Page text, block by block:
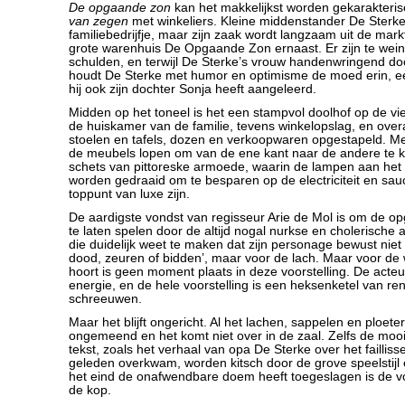
De opgaande zon kan het makkelijkst worden
van zegen met winkeliers. Kleine middenstander De
familiebedrijfje, maar zijn zaak wordt langzaam uit de
grote warenhuis De Opgaande Zon ernaast. Er zijn te
schulden, en terwijl De Sterke’s vrouw handenwringend
houdt De Sterke met humor en optimisme de moed erin,
hij ook zijn dochter Sonja heeft aangeleerd.
Midden op het toneel is het een stampvol doolhof op de
de huiskamer van de familie, tevens winkelopslag, en
stoelen en tafels, dozen en verkoopwaren opgestapeld.
de meubels lopen om van de ene kant naar de andere te
schets van pittoreske armoede, waarin de lampen aan
worden gedraaid om te besparen op de electriciteit en
toppunt van luxe zijn.
De aardigste vondst van regisseur Arie de Mol is om de
te laten spelen door de altijd nogal nurkse en cholerische
die duidelijk weet te maken dat zijn personage bewust niet
dood, zeuren of bidden’, maar voor de lach. Maar voor
hoort is geen moment plaats in deze voorstelling. De
energie, en de hele voorstelling is een heksenketel van
schreeuwen.
Maar het blijft ongericht. Al het lachen, sappelen en
ongemeend en het komt niet over in de zaal. Zelfs de
tekst, zoals het verhaal van opa De Sterke over het
geleden overkwam, worden kitsch door de grove speelstijl
het eind de onafwendbare doem heeft toegeslagen is de
de kop.